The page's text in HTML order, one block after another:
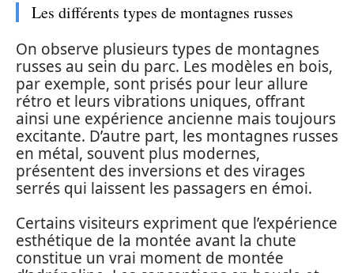
Les différents types de montagnes russes
On observe plusieurs types de montagnes
russes au sein du parc. Les modèles en bois,
par exemple, sont prisés pour leur allure
rétro et leurs vibrations uniques, offrant
ainsi une expérience ancienne mais toujours
excitante. D’autre part, les montagnes russes
en métal, souvent plus modernes,
présentent des inversions et des virages
serrés qui laissent les passagers en émoi.
Certains visiteurs expriment que l’expérience
esthétique de la montée avant la chute
constitue un vrai moment de montée